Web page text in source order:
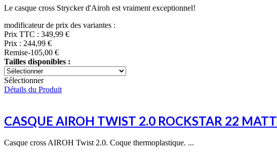
Le casque cross Strycker d'Airoh est vraiment exceptionnel!
modificateur de prix des variantes :
Prix TTC : 349,99 €
Prix : 244,99 €
Remise-105,00 €
Tailles disponibles :
Sélectionner
Détails du Produit
CASQUE AIROH TWIST 2.0 ROCKSTAR 22 MATT
Casque cross AIROH Twist 2.0. Coque thermoplastique. ...